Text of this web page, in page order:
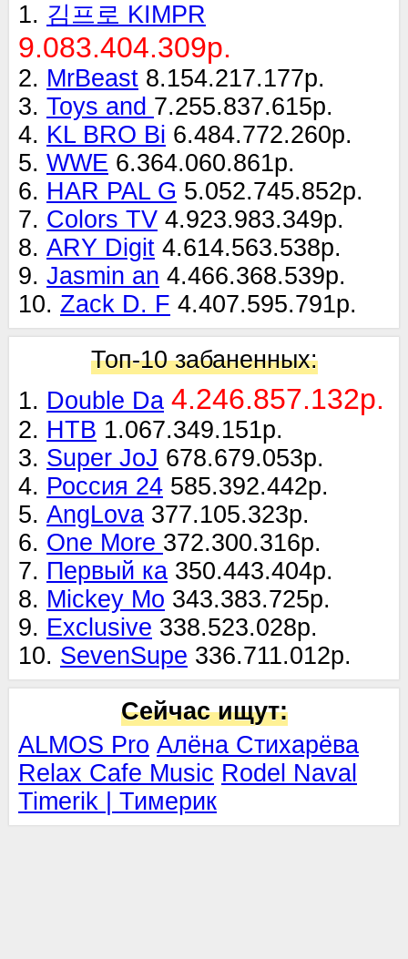
1. 김프로 KIMPR
9.083.404.309р.
2. MrBeast 8.154.217.177р.
3. Toys and 7.255.837.615р.
4. KL BRO Bi 6.484.772.260р.
5. WWE 6.364.060.861р.
6. HAR PAL G 5.052.745.852р.
7. Colors TV 4.923.983.349р.
8. ARY Digit 4.614.563.538р.
9. Jasmin an 4.466.368.539р.
10. Zack D. F 4.407.595.791р.
Топ-10 забаненных:
1. Double Da 4.246.857.132р.
2. НТВ 1.067.349.151р.
3. Super JoJ 678.679.053р.
4. Россия 24 585.392.442р.
5. AngLova 377.105.323р.
6. One More 372.300.316р.
7. Первый ка 350.443.404р.
8. Mickey Mo 343.383.725р.
9. Exclusive 338.523.028р.
10. SevenSupe 336.711.012р.
Сейчас ищут:
ALMOS Pro Алёна Стихарёва
Relax Cafe Music Rodel Naval
Timerik | Тимерик